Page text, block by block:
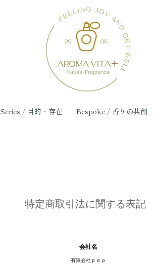
Series / 目的・存在 Bespoke / 香りの共創
特定商取引法に関する表記
会社名
有限会社ｐｅｐ